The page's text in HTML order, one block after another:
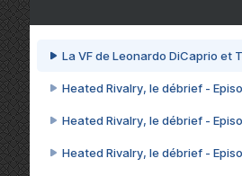
La VF de Leonardo DiCaprio et
Heated Rivalry, le débrief -
Heated Rivalry, le débrief -
Heated Rivalry, le débrief -